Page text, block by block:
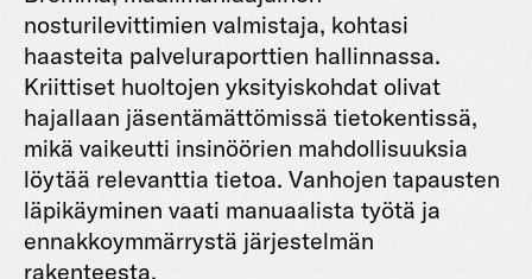
nosturilevittimien valmistaja, kohtasi
haasteita palveluraporttien hallinnassa.
Kriittiset huoltojen yksityiskohdat olivat
hajallaan jäsentämättömissä tietokentissä,
mikä vaikeutti insinöörien mahdollisuuksia
löytää relevanttia tietoa. Vanhojen tapausten
läpikäyminen vaati manuaalista työtä ja
ennakkoymmärrystä järjestelmän
rakenteesta.